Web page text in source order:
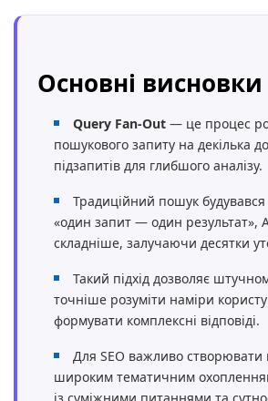
Основні висновки
Query Fan-Out — це процес
пошукового запиту на декілька
підзапитів для глибшого аналізу.
Традиційний пошук
«один запит — один результат»,
складніше, залучаючи десятки
Такий підхід дозволяє
точніше розуміти наміри
формувати комплексні відповіді.
Для SEO важливо створювати
широким тематичним